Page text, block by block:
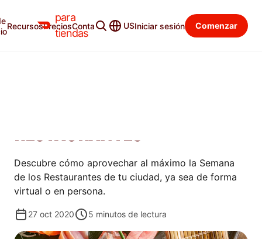
para
tiendas
RecursosPreciosContacto USIniciar sesión Comenzar
Blog para tiendas Categorías
RESTAURANTES
Descubre cómo aprovechar al máximo la Semana
de los Restaurantes de tu ciudad, ya sea de forma
virtual o en persona.
27 oct 2020 5 minutos de lectura